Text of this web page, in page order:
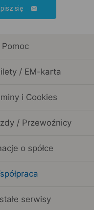
się
Pomoc
/ EM-karta
i Cookies
/ Przewoźnicy
o spółce
serwisy